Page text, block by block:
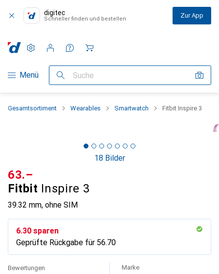
digitec
Schneller finden und bestellen Zur App
Navigation nach Kategorien
Menü Suche
Einstellungen
Kundenkonto
Vergleichslisten
Merklisten
Warenkorb
Gesamtsortiment Wearables Smartwatch Fitbit Inspire 3
18 Bilder
Fitbit Inspire 3
39.32 mm, ohne SIM
CHF
63.–
CHF
6.30 sparen
Geprüfte Rückgabe für CHF
56.70
Bewertungen Marke